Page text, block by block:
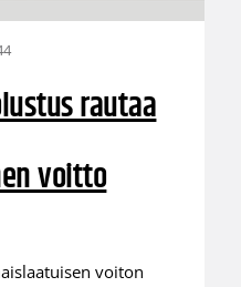
rautaa
voitto
voiton